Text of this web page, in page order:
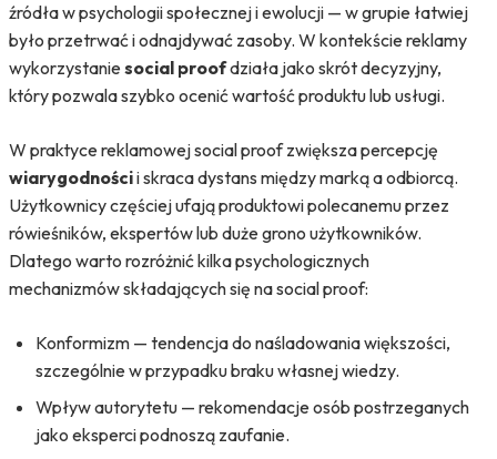
źródła w psychologii społecznej i ewolucji — w grupie łatwiej
było przetrwać i odnajdywać zasoby. W kontekście reklamy
wykorzystaniesocial proofdziała jako skrót decyzyjny,
który pozwala szybko ocenić wartość produktu lub usługi.
W praktyce reklamowej social proof zwiększa percepcję
wiarygodnościi skraca dystans między marką a odbiorcą.
Użytkownicy częściej ufają produktowi polecanemu przez
rówieśników, ekspertów lub duże grono użytkowników.
Dlatego warto rozróżnić kilka psychologicznych
mechanizmów składających się na social proof:
Konformizm — tendencja do naśladowania większości,
szczególnie w przypadku braku własnej wiedzy.
Wpływ autorytetu — rekomendacje osób postrzeganych
jako eksperci podnoszą zaufanie.